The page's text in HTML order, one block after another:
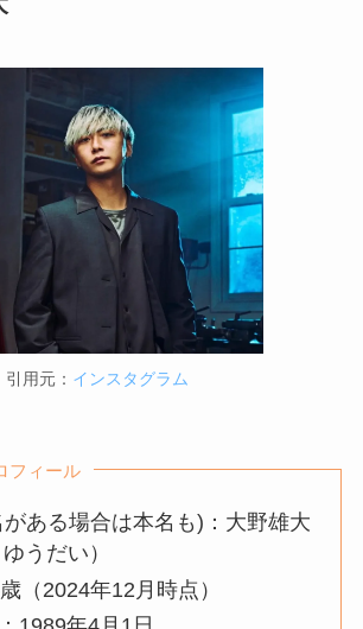
引用元： インスタグラム
フィール
ある場合は本名も)：大野雄大
うだい）
（2024年12月時点）